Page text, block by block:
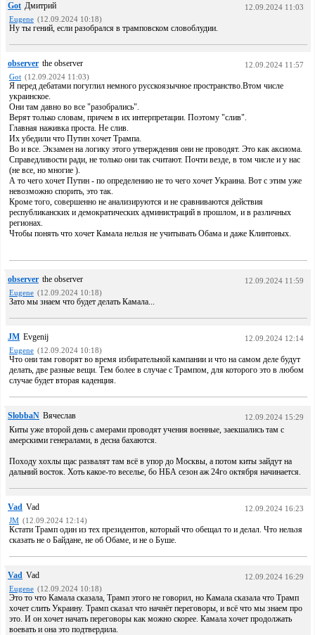
Got Дмитрий
12.09.2024 11:03
Eugene (12.09.2024 10:18)
Ну ты гений, если разобрался в трамповском словоблудии.
observer the observer
12.09.2024 11:57
Got (12.09.2024 11:03)
Я перед дебатами погуглил немного русскоязычное пространство.Втом числе
украинское.
Они там давно во все "разобрались".
Верят только словам, причем в их интерпретации. Поэтому "слив".
Главная наживка проста. Не слив.
Их убедили что Путин хочет Трампа.
Во и все. Экзамен на логику этого утверждения они не проводят. Это как аксиома.
Справедливости ради, не только они так считают. Почти везде, в том числе и у нас
(не все, но многие ).
А то чего хочет Путин - по определению не то чего хочет Украина. Вот с этим уже
невозможно спорить, это так.
Кроме того, совершенно не анализируются и не сравниваются действия
республиканских и демократических администраций в прошлом, и в различных
регионах.
Чтобы понять что хочет Камала нельзя не учитывать Обама и даже Клинтоных.
observer the observer
12.09.2024 11:59
Eugene (12.09.2024 10:18)
Зато мы знаем что будет делать Камала...
JM Evgenij
12.09.2024 12:14
Eugene (12.09.2024 10:18)
Что они там говорят во время избирательной кампании и что на самом деле будут
делать, две разные вещи. Тем более в случае с Трампом, для которого это в любом
случае будет вторая каденция.
SlobbaN Вячеслав 12.09.2024 15:29
Киты уже второй день с амерами проводят учения военные, заекшались там с
амерскими генералами, в десна бахаются.
Походу хохлы щас развалят там всё в упор до Москвы, а потом киты зайдут на
дальний восток. Хоть какое-то веселье, бо НБА сезон аж 24го октября начинается.
Vad Vad
12.09.2024 16:23
JM (12.09.2024 12:14)
Кстати Трамп один из тех президентов, который что обещал то и делал. Что нельзя
сказать не о Байдане, не об Обаме, и не о Буше.
Vad Vad
12.09.2024 16:29
Eugene (12.09.2024 10:18)
Это то что Камала сказала, Трамп этого не говорил, но Камала сказала что Трамп
хочет слить Украину. Трамп сказал что начнёт переговоры, и всё что мы знаем про
это. И он хочет начать переговоры как можно скорее. Камала хочет продолжать
воевать и она это подтвердила.